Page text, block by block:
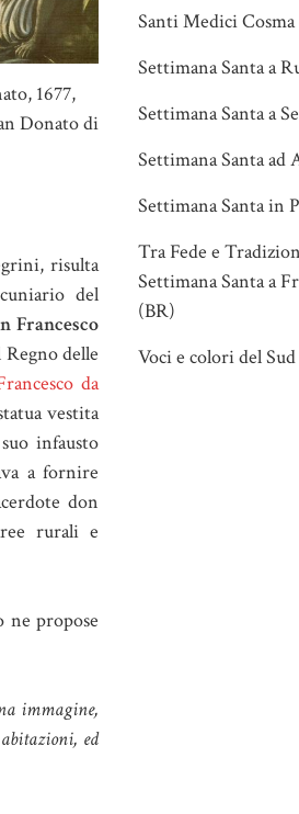
1677,
Donato di
risulta
del
Francesco
delle
da
vestita
infausto
a fornire
don
rurali e
ne propose
immagine,
ed
Santi Medici
Settimana Santa a
Settimana Santa a
Settimana Santa ad
Settimana Santa in
Tra Fede e
Settimana Santa a
(BR)
Voci e colori del Sud